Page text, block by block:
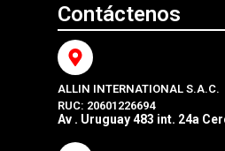
Contáctenos
ALLIN INTERNATIONAL S.A.C.
RUC: 20601226694
Av . Uruguay 483 int. 24a